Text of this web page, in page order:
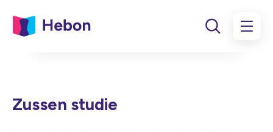
Zussen studie